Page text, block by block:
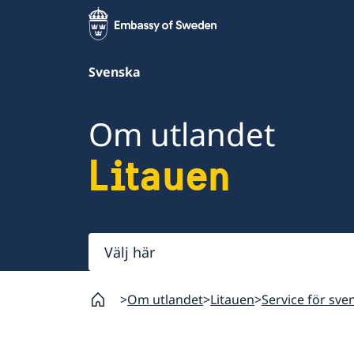
Svenska
Om utlandet
Litauen
Välj
här
Om utlandet Litauen Service för